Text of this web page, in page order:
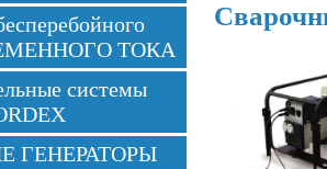
ТОКА
системы
ГЕНЕРАТОРЫ